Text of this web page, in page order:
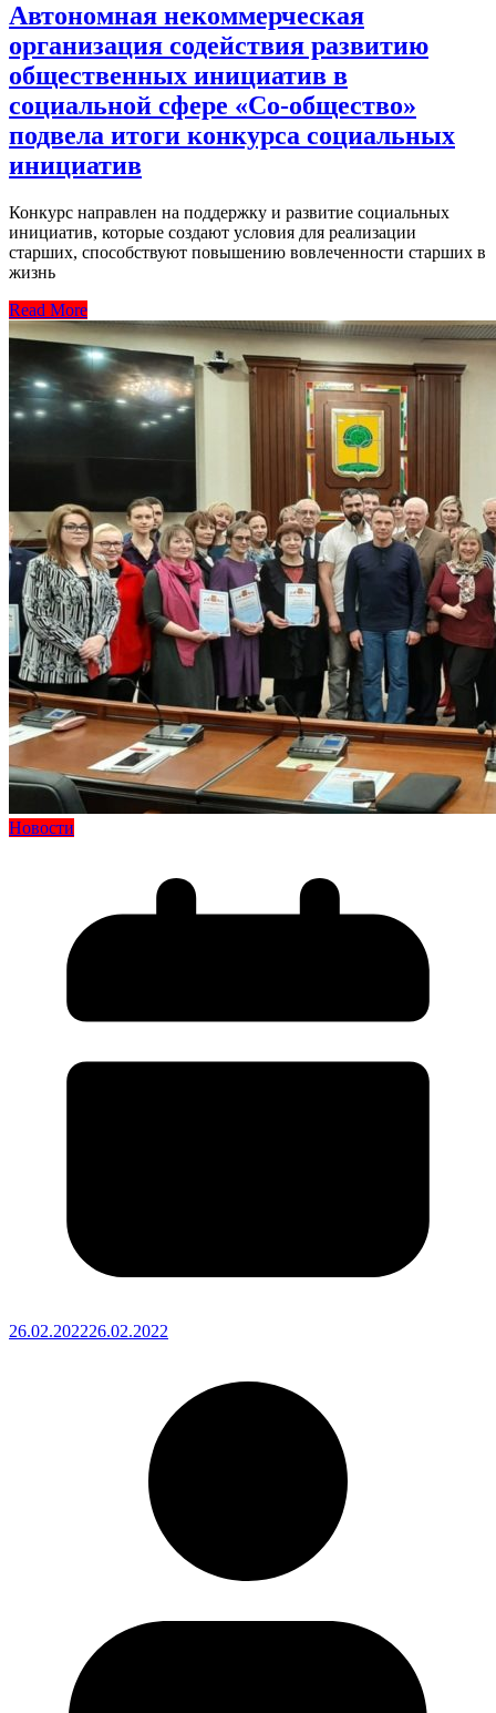
Автономная некоммерческая
организация содействия развитию
общественных инициатив в
социальной сфере «Со-общество»
подвела итоги конкурса социальных
инициатив
Конкурс направлен на поддержку и развитие социальных
инициатив, которые создают условия для реализации
старших, способствуют повышению вовлеченности старших в
жизнь
Read More
Новости
26.02.202226.02.2022